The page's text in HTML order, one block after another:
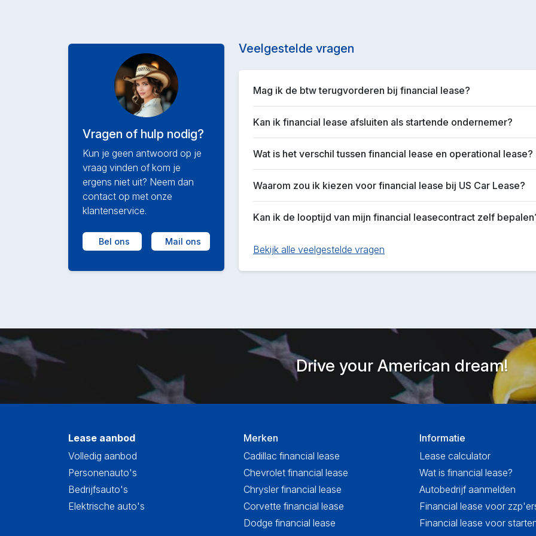
Veelgestelde vragen
Mag ik de btw terugvorderen bij financial lease?
Kan ik financial lease afsluiten als startende ondernemer?
Wat is het verschil tussen financial lease en operational lease?
Waarom zou ik kiezen voor financial lease bij US Car Lease?
Kan ik de looptijd van mijn financial leasecontract zelf
Bekijk alle veelgestelde vragen
Vragen of hulp nodig?
Kun je geen antwoord op je
vraag vinden of kom je
ergens niet uit? Neem dan
contact op met onze
klantenservice.
Bel ons Mail ons
Drive your American dream!
Lease aanbod
Volledig aanbod
Personenauto's
Bedrijfsauto's
Elektrische auto's
Merken
Cadillac financial lease
Chevrolet financial lease
Chrysler financial lease
Corvette financial lease
Dodge financial lease
Informatie
Lease calculator
Wat is financial lease?
Autobedrijf aanmelden
Financial lease voor
Financial lease voor